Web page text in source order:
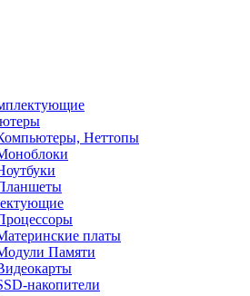
Неттопы
платы
Памяти
накопители